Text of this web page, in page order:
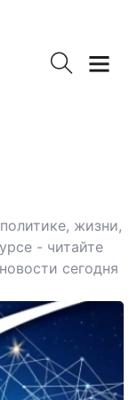
жизни,
- читайте
сегодня